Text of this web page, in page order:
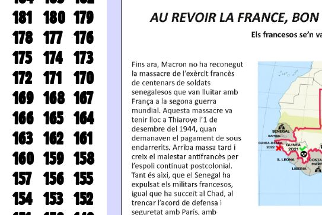
181 180 179
178 177 176
175 174 173
172 171 170
169 168 167
166 165 164
163 162 161
160 159 158
157 156 155
154 153 152